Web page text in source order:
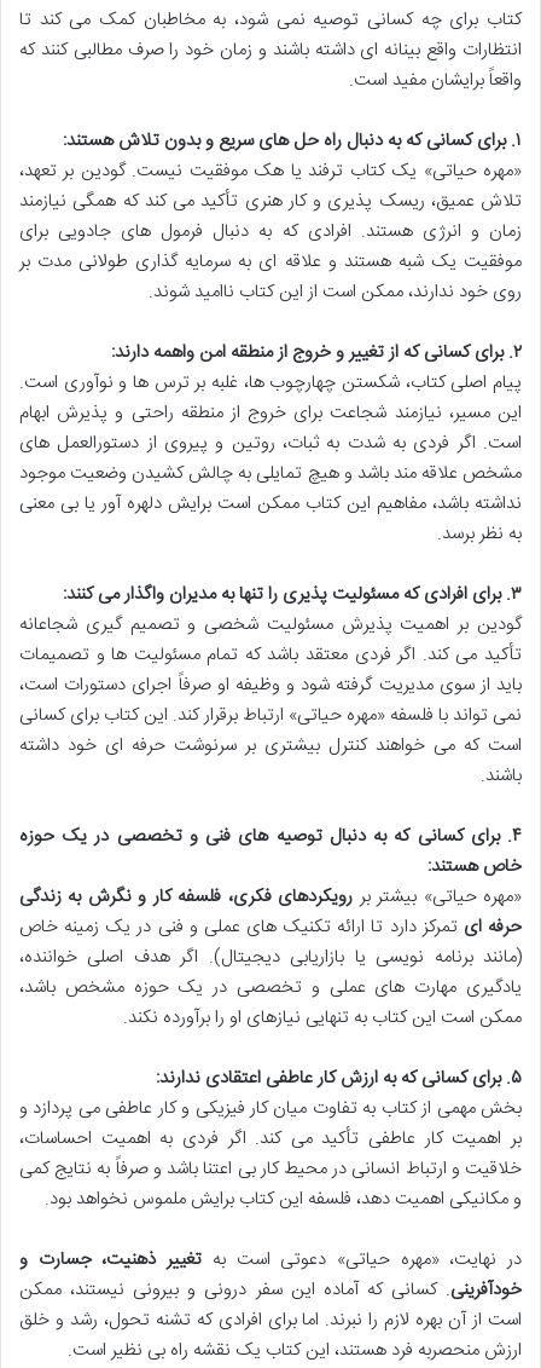
کتاب برای چه کسانی توصیه نمی شود، به مخاطبان کمک می کند تا
انتظارات واقع بینانه ای داشته باشند و زمان خود را صرف مطالبی کنند که
واقعاً برایشان مفید است.
۱. برای کسانی که به دنبال راه حل های سریع و بدون تلاش هستند:
«مهره حیاتی» یک کتاب ترفند یا هک موفقیت نیست. گودین بر تعهد،
تلاش عمیق، ریسک پذیری و کار هنری تأکید می کند که همگی نیازمند
زمان و انرژی هستند. افرادی که به دنبال فرمول های جادویی برای
موفقیت یک شبه هستند و علاقه ای به سرمایه گذاری طولانی مدت بر
روی خود ندارند، ممکن است از این کتاب ناامید شوند.
۲. برای کسانی که از تغییر و خروج از منطقه امن واهمه دارند:
پیام اصلی کتاب، شکستن چهارچوب ها، غلبه بر ترس ها و نوآوری است.
این مسیر، نیازمند شجاعت برای خروج از منطقه راحتی و پذیرش ابهام
است. اگر فردی به شدت به ثبات، روتین و پیروی از دستورالعمل های
مشخص علاقه مند باشد و هیچ تمایلی به چالش کشیدن وضعیت موجود
نداشته باشد، مفاهیم این کتاب ممکن است برایش دلهره آور یا بی معنی
به نظر برسد.
۳. برای افرادی که مسئولیت پذیری را تنها به مدیران واگذار می کنند:
گودین بر اهمیت پذیرش مسئولیت شخصی و تصمیم گیری شجاعانه
تأکید می کند. اگر فردی معتقد باشد که تمام مسئولیت ها و تصمیمات
باید از سوی مدیریت گرفته شود و وظیفه او صرفاً اجرای دستورات است،
نمی تواند با فلسفه «مهره حیاتی» ارتباط برقرار کند. این کتاب برای کسانی
است که می خواهند کنترل بیشتری بر سرنوشت حرفه ای خود داشته
باشند.
۴. برای کسانی که به دنبال توصیه های فنی و تخصصی در یک حوزه
خاص هستند:
«مهره حیاتی» بیشتر بر رویکردهای فکری، فلسفه کار و نگرش به زندگی
حرفه ای تمرکز دارد تا ارائه تکنیک های عملی و فنی در یک زمینه خاص
(مانند برنامه نویسی یا بازاریابی دیجیتال). اگر هدف اصلی خواننده،
یادگیری مهارت های عملی و تخصصی در یک حوزه مشخص باشد،
ممکن است این کتاب به تنهایی نیازهای او را برآورده نکند.
۵. برای کسانی که به ارزش کار عاطفی اعتقادی ندارند:
بخش مهمی از کتاب به تفاوت میان کار فیزیکی و کار عاطفی می پردازد و
بر اهمیت کار عاطفی تأکید می کند. اگر فردی به اهمیت احساسات،
خلاقیت و ارتباط انسانی در محیط کار بی اعتنا باشد و صرفاً به نتایج کمی
و مکانیکی اهمیت دهد، فلسفه این کتاب برایش ملموس نخواهد بود.
در نهایت، «مهره حیاتی» دعوتی است به تغییر ذهنیت، جسارت و
خودآفرینی. کسانی که آماده این سفر درونی و بیرونی نیستند، ممکن
است از آن بهره لازم را نبرند. اما برای افرادی که تشنه تحول، رشد و خلق
ارزش منحصربه فرد هستند، این کتاب یک نقشه راه بی نظیر است.